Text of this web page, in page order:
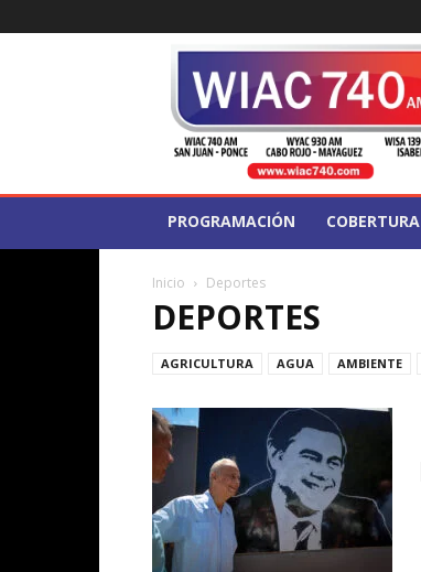
PROGRAMACIÓN COBERTURA
Inicio Deportes
DEPORTES
AGRICULTURA AGUA AMBIENTE